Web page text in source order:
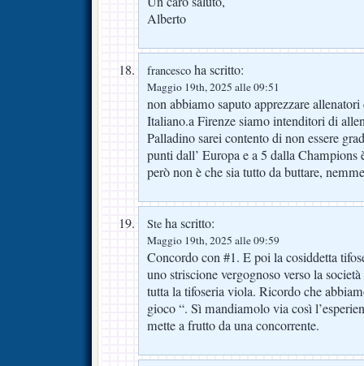
Alberto
francesco ha scritto:
Maggio 19th, 2025 alle 09:51
non abbiamo saputo apprezzare
Italiano.a Firenze siamo intenditori di
Palladino sarei contento di non essere
punti dall’ Europa e a 5 dalla Champions
però non è che sia tutto da buttare,
Ste ha scritto:
Maggio 19th, 2025 alle 09:59
Concordo con #1. E poi la cosiddetta
uno striscione vergognoso verso la
tutta la tifoseria viola. Ricordo che
gioco “. Sì mandiamolo via così
mette a frutto da una concorrente.